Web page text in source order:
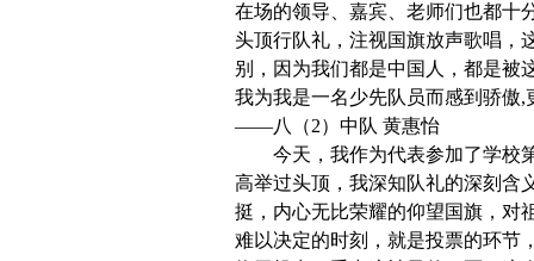
在场的领导、嘉宾、老师们也都十
头顶行队礼，注视国旗放声歌唱，
别，因为我们都是中国人，都是被
我为我是一名少先队员而感到骄傲
——八（2）中队 黄惠怡
今天，我作为代表参加了学校
高举过头顶，我深知队礼的深刻
挺，内心无比荣耀的仰望国旗，对
难以决定的时刻，就是投票的环节